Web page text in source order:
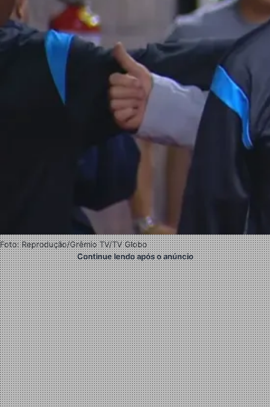
Foto: Reprodução/Grêmio TV/TV Globo
Continue lendo após o anúncio